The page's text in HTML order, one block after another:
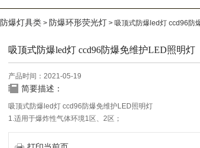
防爆灯具类 > 防爆环形荧光灯 > 吸顶式防爆led灯 ccd96防
吸顶式防爆led灯 ccd96防爆免维护LED照明灯
产品时间：2021-05-19
简要描述：
吸顶式防爆led灯 ccd96防爆免维护LED照明灯
1.适用于爆炸性气体环境1区、2区；
2.适用于ⅡA、ⅡB、ⅡC级爆炸性气体环境；
3.适用于温度组别为T1～T6的环境；